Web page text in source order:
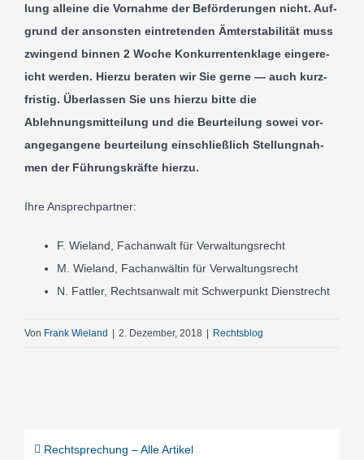
lung allei­ne die Vor­nahme der Beförderun­gen nicht. Auf­
grund der anson­sten ein­tre­tenden Ämter­sta­bil­ität muss
zwin­gend bin­nen 2 Woche Konkur­renten­klage ein­gere­
icht wer­den. Hier­zu bera­ten wir Sie ger­ne — auch kurz­
fris­tig. Über­lassen Sie uns hier­zu bit­te die
Ablehnungsmit­teilung und die Beur­tei­lung sowei vor­
ange­gan­gene beur­tei­lung ein­schließlich Stel­lung­nah­
men der Füh­rungs­kräf­te hier­zu.
Ihre Ansprech­part­ner:
F. Wie­land, Fachan­walt für Ver­wal­tungs­recht
M. Wie­land, Fachan­wältin für Ver­wal­tungs­recht
N. Fat­tler, Recht­san­walt mit Schw­er­punkt Dienst­recht
Von Frank Wieland | 2. Dezember, 2018 | Rechtsblog
Recht­spre­chung – Alle Arti­kel